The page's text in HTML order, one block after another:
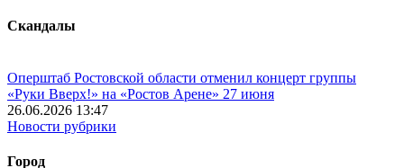
Скандалы
Оперштаб Ростовской области отменил концерт группы
«Руки Вверх!» на «Ростов Арене» 27 июня
26.06.2026 13:47
Новости рубрики
Город